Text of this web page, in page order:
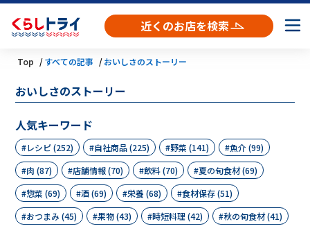
近くのお店を検索
Top すべての記事 おいしさのストーリー
おいしさのストーリー
人気キーワード
レシピ (252) 自社商品 (225) 野菜 (141)
魚介 (99)
肉 (87)
店舗情報 (70) 飲料 (70)
夏の旬食材 (69)
惣菜 (69)
酒 (69) 栄養 (68)
食材保存 (51)
おつまみ (45)
果物 (43) 時短料理 (42) 秋の旬食材 (41)